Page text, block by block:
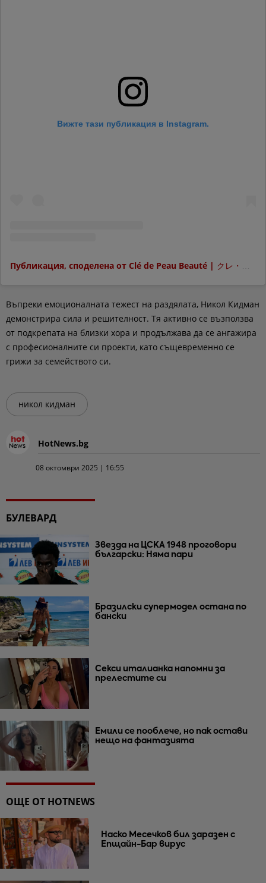
Вижте тази публикация в Instagram.
Въпреки емоционалната тежест на раздялата, Никол Кидман
демонстрира сила и решителност. Тя активно се възползва
от подкрепата на близки хора и продължава да се ангажира
с професионалните си проекти, като същевременно се
грижи за семейството си.
никол кидман
HotNews.bg
08 октомври 2025 | 16:55
БУЛЕВАРД
Звезда на ЦСКА 1948 проговори
български: Няма пари
Бразилски супермодел остана по
бански
Секси италианка напомни за
прелестите си
Емили се пооблече, но пак остави
нещо на фантазията
ОЩЕ ОТ HOTNEWS
Наско Месечков бил заразен с
Епщайн-Бар вирус